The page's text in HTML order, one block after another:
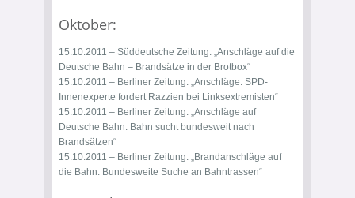
Oktober:
15.10.2011 – Süddeutsche Zeitung: „Anschläge auf die
Deutsche Bahn – Brandsätze in der Brotbox“
15.10.2011 – Berliner Zeitung: „Anschläge: SPD-
Innenexperte fordert Razzien bei Linksextremisten“
15.10.2011 – Berliner Zeitung: „Anschläge auf
Deutsche Bahn: Bahn sucht bundesweit nach
Brandsätzen“
15.10.2011 – Berliner Zeitung: „Brandanschläge auf
die Bahn: Bundesweite Suche an Bahntrassen“